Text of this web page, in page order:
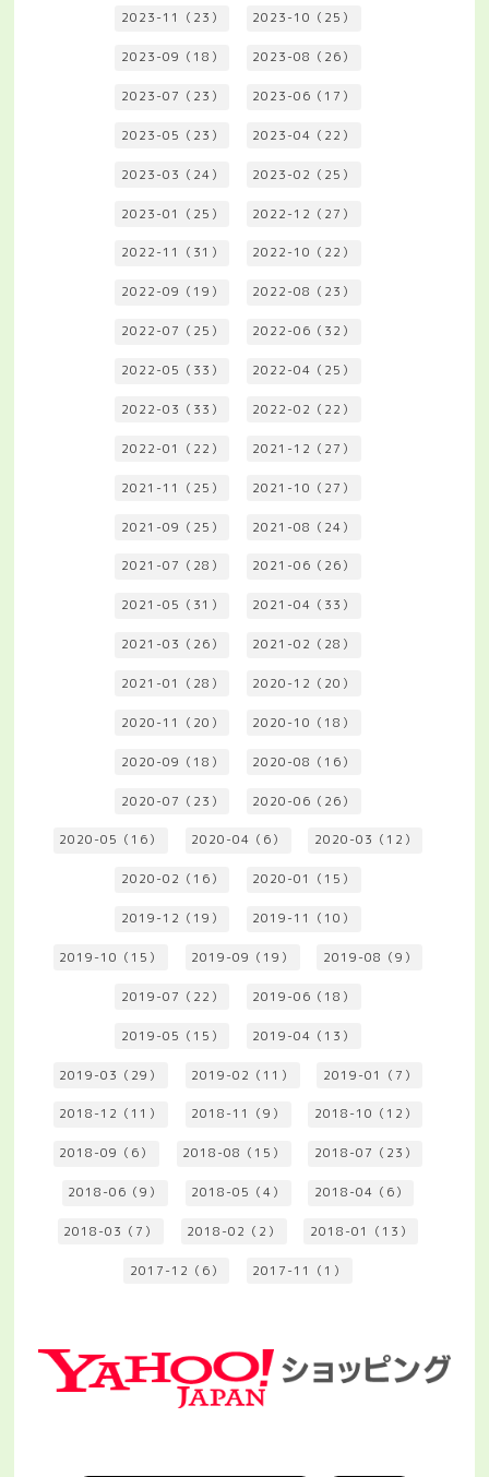
2023-11（23） 2023-10（25）
2023-09（18） 2023-08（26）
2023-07（23） 2023-06（17）
2023-05（23） 2023-04（22）
2023-03（24） 2023-02（25）
2023-01（25） 2022-12（27）
2022-11（31） 2022-10（22）
2022-09（19） 2022-08（23）
2022-07（25） 2022-06（32）
2022-05（33） 2022-04（25）
2022-03（33） 2022-02（22）
2022-01（22） 2021-12（27）
2021-11（25） 2021-10（27）
2021-09（25） 2021-08（24）
2021-07（28） 2021-06（26）
2021-05（31） 2021-04（33）
2021-03（26） 2021-02（28）
2021-01（28） 2020-12（20）
2020-11（20） 2020-10（18）
2020-09（18） 2020-08（16）
2020-07（23） 2020-06（26）
2020-05（16） 2020-04（6） 2020-03（12）
2020-02（16） 2020-01（15）
2019-12（19） 2019-11（10）
2019-10（15） 2019-09（19） 2019-08（9）
2019-07（22） 2019-06（18）
2019-05（15） 2019-04（13）
2019-03（29） 2019-02（11） 2019-01（7）
2018-12（11） 2018-11（9） 2018-10（12）
2018-09（6） 2018-08（15） 2018-07（23）
2018-06（9） 2018-05（4） 2018-04（6）
2018-03（7） 2018-02（2） 2018-01（13）
2017-12（6） 2017-11（1）